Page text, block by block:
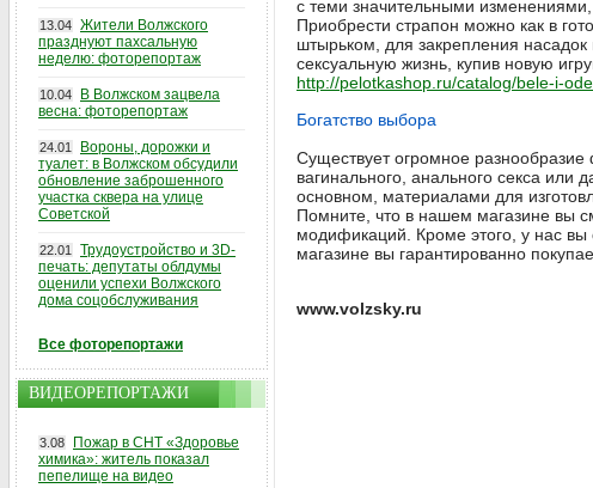
с теми значительными
Приобрести страпон можно как в
штырьком, для закрепления
сексуальную жизнь, купив новую
http://pelotkashop.ru/catalog/bele-i-
Богатство выбора
Существует огромное
вагинального, анального секса или
основном, материалами для
Помните, что в нашем магазине вы
модификаций. Кроме этого, у нас
магазине вы гарантированно
www.volzsky.ru
13.04 Жители Волжского
празднуют пахсальную
неделю: фоторепортаж
10.04
В Волжском зацвела
весна: фоторепортаж
24.01
Вороны, дорожки и
туалет: в Волжском обсудили
обновление заброшенного
участка сквера на улице
Советской
22.01
Трудоустройство и 3D-
печать: депутаты облдумы
оценили успехи Волжского
дома соцобслуживания
Все фоторепортажи
ВИДЕОРЕПОРТАЖИ
3.08
Пожар в СНТ «Здоровье
химика»: житель показал
пепелище на видео